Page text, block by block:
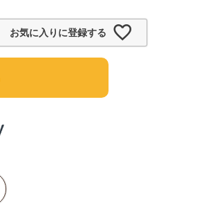
お気に入りに登録する